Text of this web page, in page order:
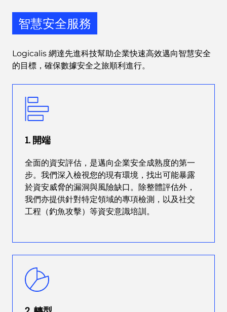
智慧安全服務
Logicalis 網達先進科技幫助企業快速高效邁向智慧安全
的目標，確保數據安全之旅順利進行。
1. 開端
全面的資安評估，是邁向企業安全成熟度的第一
步。我們深入檢視您的現有環境，找出可能暴露
於資安威脅的漏洞與風險缺口。除整體評估外，
我們亦提供針對特定領域的專項檢測，以及社交
工程（釣魚攻擊）等資安意識培訓。